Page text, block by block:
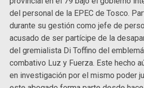
del personal de la EPEC de Tosco.
durante su gestión como jefe de
acusado de ser partícipe de la
del gremialista Di Toffino del
combativo Luz y Fuerza. Este hecho
en investigación por el mismo poder